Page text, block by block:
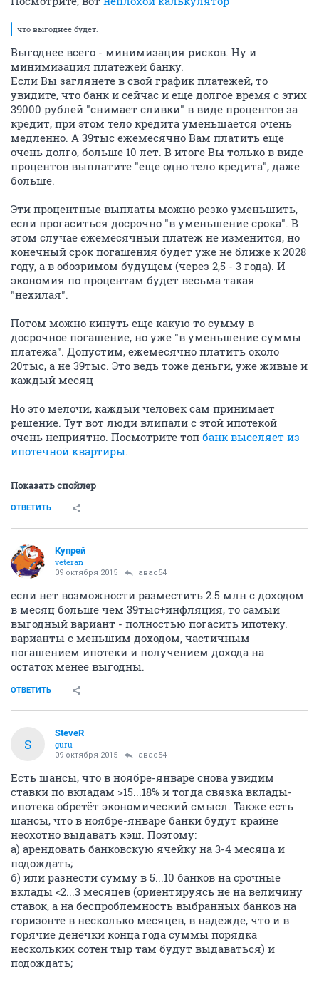
что выгоднее будет.
Выгоднее всего - минимизация рисков. Ну и
минимизация платежей банку.
Если Вы заглянете в свой график платежей, то
увидите, что банк и сейчас и еще долгое время с этих
39000 рублей "снимает сливки" в виде процентов за
кредит, при этом тело кредита уменьшается очень
медленно. А 39тыс ежемесячно Вам платить еще
очень долго, больше 10 лет. В итоге Вы только в виде
процентов выплатите "еще одно тело кредита", даже
больше.
Эти процентные выплаты можно резко уменьшить,
если прогаситься досрочно "в уменьшение срока". В
этом случае ежемесячный платеж не изменится, но
конечный срок погашения будет уже не ближе к 2028
году, а в обозримом будущем (через 2,5 - 3 года). И
экономия по процентам будет весьма такая
"нехилая".
Потом можно кинуть еще какую то сумму в
досрочное погашение, но уже "в уменьшение суммы
платежа". Допустим, ежемесячно платить около
20тыс, а не 39тыс. Это ведь тоже деньги, уже живые и
каждый месяц
Но это мелочи, каждый человек сам принимает
решение. Тут вот люди влипали с этой ипотекой
очень неприятно. Посмотрите топ банк выселяет из
ипотечной квартиры.
Показать спойлер
ОТВЕТИТЬ
Купрей
veteran
09 октября 2015 авас54
если нет возможности разместить 2.5 млн с доходом
в месяц больше чем 39тыс+инфляция, то самый
выгодный вариант - полностью погасить ипотеку.
варианты с меньшим доходом, частичным
погашением ипотеки и получением дохода на
остаток менее выгодны.
ОТВЕТИТЬ
S
SteveR
guru
09 октября 2015 авас54
Есть шансы, что в ноябре-январе снова увидим
ставки по вкладам >15...18% и тогда связка вклады-
ипотека обретёт экономический смысл. Также есть
шансы, что в ноябре-январе банки будут крайне
неохотно выдавать кэш. Поэтому:
а) арендовать банковскую ячейку на 3-4 месяца и
подождать;
б) или разнести сумму в 5...10 банков на срочные
вклады <2...3 месяцев (ориентируясь не на величину
ставок, а на беспроблемность выбранных банков на
горизонте в несколько месяцев, в надежде, что и в
горячие денёчки конца года суммы порядка
нескольких сотен тыр там будут выдаваться) и
подождать;